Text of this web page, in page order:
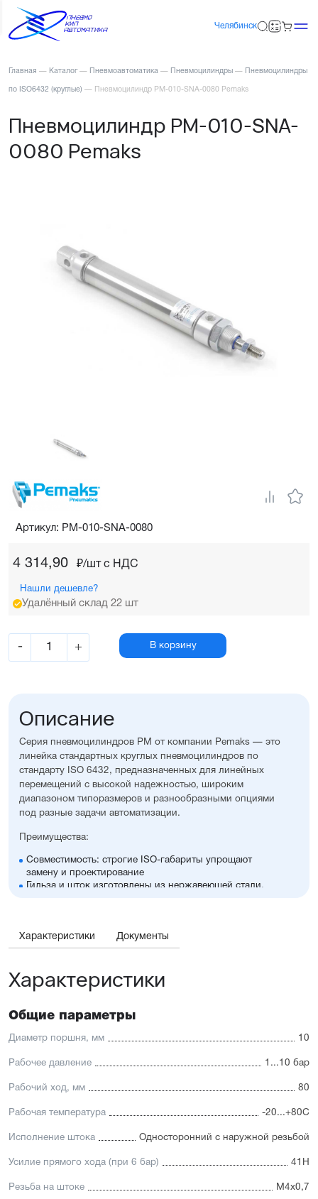
Челябинск
Главная — Каталог — Пневмоавтоматика — Пневмоцилиндры — Пневмоцилиндры
по ISO6432 (круглые) — Пневмоцилиндр PM-010-SNA-0080 Pemaks
Пневмоцилиндр PM-010-SNA-
0080 Pemaks
4 314,90 ₽/шт c НДС
Нашли дешевле?
Удалённый склад 22 шт
- + В корзину
Артикул: PM-010-SNA-0080
Описание
Серия пневмоцилиндров PM от компании Pemaks — это
линейка стандартных круглых пневмоцилиндров по
стандарту ISO 6432, предназначенных для линейных
перемещений с высокой надежностью, широким
диапазоном типоразмеров и разнообразными опциями
под разные задачи автоматизации.
Преимущества:
Совместимость: строгие ISO-габариты упрощают
замену и проектирование
Гильза и шток изготовлены из нержавеющей стали,
множество других полезных опций
Отличительные черты:
Простой монтаж в ограниченном пространстве
Низкий уровень шума работы
частиц в полость цилиндра
Характеристики Документы
Характеристики
Общие параметры
Диаметр поршня, мм 10
Рабочее давление 1...10 бар
Рабочий ход, мм 80
Рабочая температура -20...+80С
Исполнение штока Односторонний с наружной резьбой
Усилие прямого хода (при 6 бар) 41Н
Резьба на штоке М4x0,7